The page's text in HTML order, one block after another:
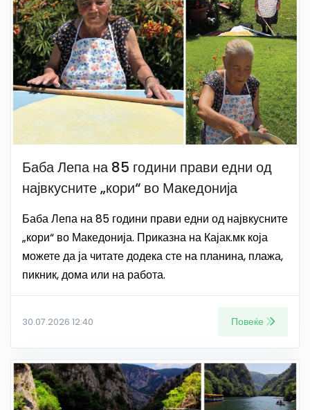
Баба Лепа на 85 години прави едни од
највкусните „кори“ во Македонија
Баба Лепа на 85 години прави едни од највкусните
„кори“ во Македонија. Приказна на Кајак.мк која
можете да ја читате додека сте на планина, плажа,
пикник, дома или на работа.
30.07.2026 12:40 Повеќе